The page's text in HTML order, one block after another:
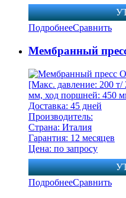
ПодробнееСравнить
Мeмбpaнный
[Макс. давление: 200
мм, ход поршней: 450
Доставка: 45 дней
Производитель:
Страна: Италия
Гарантия: 12 месяцев
Цена: по запросу
ПодробнееСравнить